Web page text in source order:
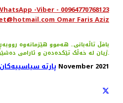
-Viber - 00964770768123
Omar Faris Aziz
بافڵ تاڵەبانی.. ھەموو ھێزمانەوە
ژیان لە خەڵک تێکدەدەن و ئارامی دەشێوێنن.
پارتە سیاسییەکان 18 November 2021